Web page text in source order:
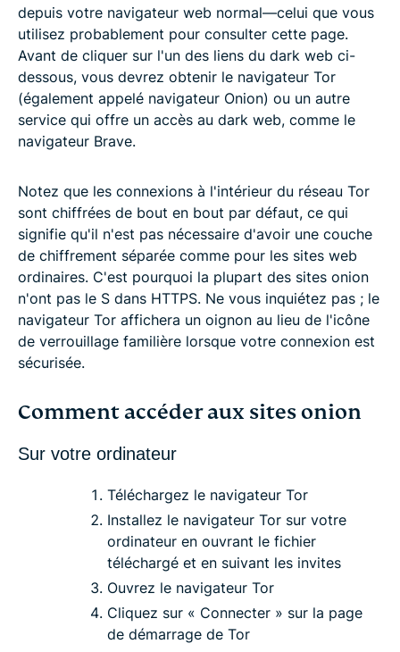
depuis votre navigateur web normal—celui que vous
utilisez probablement pour consulter cette page.
Avant de cliquer sur l'un des liens du dark web ci-
dessous, vous devrez obtenir le navigateur Tor
(également appelé navigateur Onion) ou un autre
service qui offre un accès au dark web, comme le
navigateur Brave.
Notez que les connexions à l'intérieur du réseau Tor
sont chiffrées de bout en bout par défaut, ce qui
signifie qu'il n'est pas nécessaire d'avoir une couche
de chiffrement séparée comme pour les sites web
ordinaires. C'est pourquoi la plupart des sites onion
n'ont pas le S dans HTTPS. Ne vous inquiétez pas ; le
navigateur Tor affichera un oignon au lieu de l'icône
de verrouillage familière lorsque votre connexion est
sécurisée.
Comment accéder aux sites onion
Sur votre ordinateur
Téléchargez le navigateur Tor
Installez le navigateur Tor sur votre
ordinateur en ouvrant le fichier
téléchargé et en suivant les invites
Ouvrez le navigateur Tor
Cliquez sur « Connecter » sur la page
de démarrage de Tor